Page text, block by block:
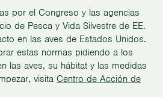
por el Congreso y las agencias
de Pesca y Vida Silvestre de EE.
en las aves de Estados Unidos.
estas normas pidiendo a los
las aves, su hábitat y las medidas
visitaCentro de Acción de